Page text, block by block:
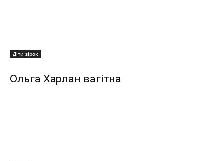
Діти зірок
Ольга Харлан вагітна